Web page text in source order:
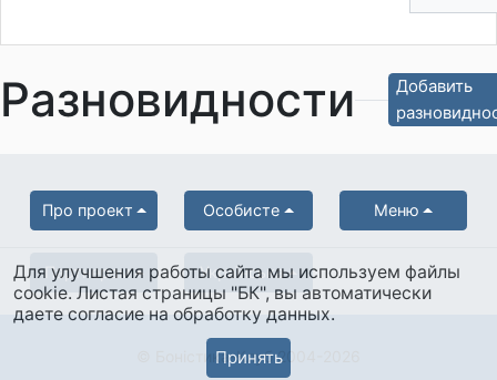
Разновидности
Добавить
Про проект Особисте Меню
Партнерам Українська
© Боністика-Клуб 2004-2026
Для улучшения работы сайта мы используем файлы
cookie. Листая страницы "БК", вы автоматически
даете согласие на обработку данных.
Принять